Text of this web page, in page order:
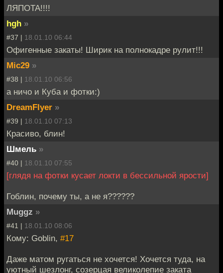
ЛЯПОТА!!!!
hgh »
#37 | 18.01.10 06:44
Офигенные закаты! Ширик на полнокадре рулит!!!
Mic29 »
#38 | 18.01.10 06:56
а ничо и Куба и фотки:)
DreamFlyer »
#39 | 18.01.10 07:13
Красиво, блин!
Шмель »
#40 | 18.01.10 07:55
[глядя на фотки кусает локти в бессильной ярости]
Гоблин, почему ты, а не я??????
Muggz »
#41 | 18.01.10 08:06
Кому: Goblin, #17
Даже матом ругаться не хочется! Хочется туда, на
уютный шезлонг, созерцая великолепие заката